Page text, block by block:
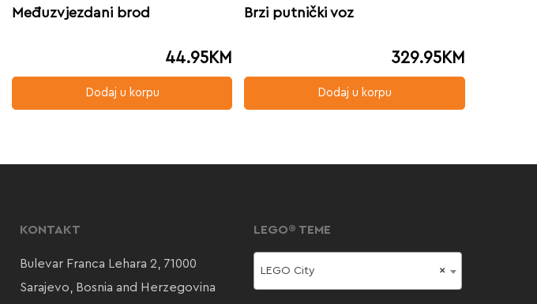
Međuzvjezdani brod
44.95KM
Dodaj u korpu
Brzi putnički voz
329.95KM
Dodaj u korpu
KONTAKT
Bulevar Franca Lehara 2, 71000
Sarajevo, Bosnia and Herzegovina
LEGO® TEME
×
LEGO City